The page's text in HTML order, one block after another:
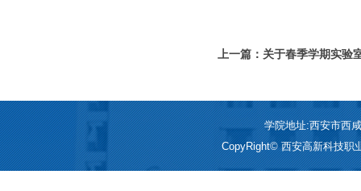
上一篇：关于春季学期实
学院地址:西安市西
CopyRight© 西安高新科技职